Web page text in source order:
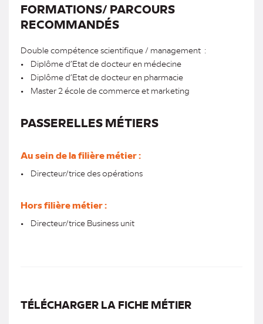
FORMATIONS/ PARCOURS
RECOMMANDÉS
Double compétence scientifique / management :
• Diplôme d’Etat de docteur en médecine
• Diplôme d’Etat de docteur en pharmacie
• Master 2 école de commerce et marketing
PASSERELLES MÉTIERS
Au sein de la filière métier :
• Directeur/trice des opérations
Hors filière métier :
• Directeur/trice Business unit
TÉLÉCHARGER LA FICHE MÉTIER